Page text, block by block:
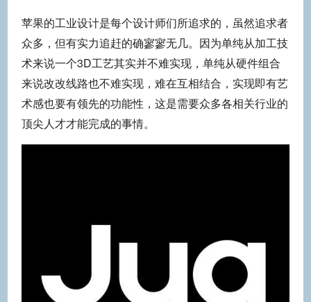
苹果的工业设计是每个设计师们所追求的，虽然追求者
众多，但有实力追赶的确寥寥无几。因为单纯从加工技
术来说一个3D工艺其实并不难实现，单纯从硬件组合
来说改改线路也不难实现，难在互相结合，实现即有艺
术感也要有领先的功能性，这是需要众多各相关行业的
顶尖人才才能完成的事情。